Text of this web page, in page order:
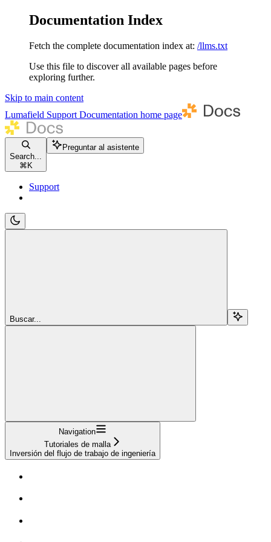
Documentation Index
Fetch the complete documentation index at: /llms.txt
Use this file to discover all available pages before
exploring further.
Skip to main content
Lumafield Support Documentation home page
Search...
⌘ K
Preguntar al asistente
Support
Buscar...
Navigation
Tutoriales de malla
Inversión del flujo de trabajo de ingeniería